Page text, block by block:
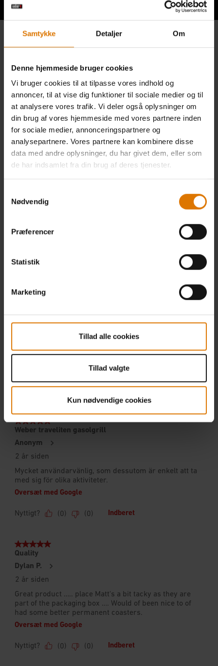
Samtykke Detaljer Om
Denne hjemmeside bruger cookies
Vi bruger cookies til at tilpasse vores indhold og
annoncer, til at vise dig funktioner til sociale medier og til
at analysere vores trafik. Vi deler også oplysninger om
din brug af vores hjemmeside med vores partnere inden
for sociale medier, annonceringspartnere og
analysepartnere. Vores partnere kan kombinere disse
data med andre oplysninger, du har givet dem, eller som
de har indsamlet fra din brug af deres tjenester.
Nødvendig
Præferencer
Statistik
Marketing
Tillad alle cookies
Tillad valgte
Kun nødvendige cookies